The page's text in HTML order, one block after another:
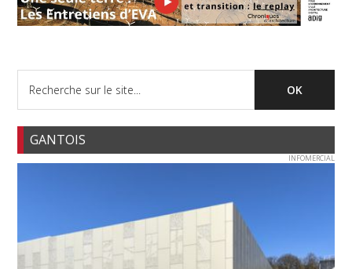
GANTOIS
INFOMERCIAL